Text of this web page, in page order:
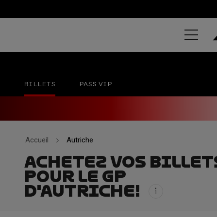
GRAND
BILLETS PASS VIP
Accueil Autriche
ACHETEZ VOS
POUR LE GP
D'AUTRICHE!